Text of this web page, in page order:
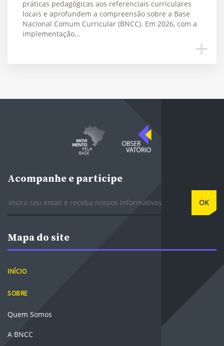
práticas pedagógicas aos referenciais curriculares
locais e aprofundem a compreensão sobre a Base
Nacional Comum Curricular (BNCC). Em 2026, com a
implementação…
Acompanhe e participe
OK
Mapa do site
INÍCIO
SOBRE
Quem Somos
A BNCC